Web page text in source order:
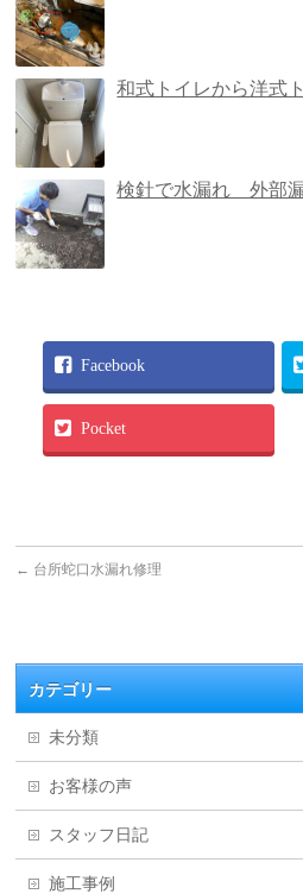
和式トイレから洋式
検針で水漏れ 外部
Facebook
Pocket
← 台所蛇口水漏れ修理
カテゴリー
未分類
お客様の声
スタッフ日記
施工事例